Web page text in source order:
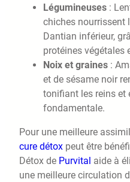
Légumineuses :
chiches nourrissent
Dantian inférieur,
protéines végétales
Noix et graines :
et de sésame noir
tonifiant les reins et
fondamentale.
Pour une meilleure
cure détox peut être
Détox de Purvital aide à
une meilleure circulation